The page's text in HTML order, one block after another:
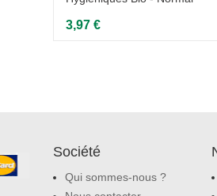
3,97 €
Société
Qui sommes-nous ?